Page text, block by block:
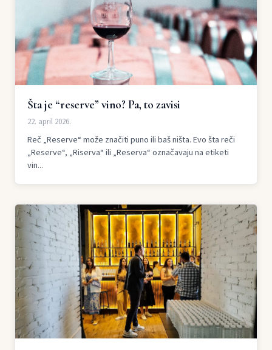
Šta je “reserve” vino? Pa, to zavisi
22. april 2026.
Reč „Reserve“ može značiti puno ili baš ništa. Evo šta reči
„Reserve“, „Riserva“ ili „Reserva“ označavaju na etiketi
vin...